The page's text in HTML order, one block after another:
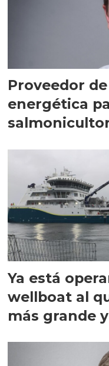
Proveedor
energética
Ya está
wellboat al
más grande